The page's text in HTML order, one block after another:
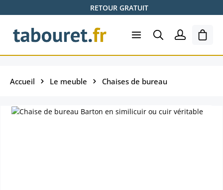
Passer au contenu principalRETOUR GRATUIT
Le
Accueil Le meuble Chaises de bureau